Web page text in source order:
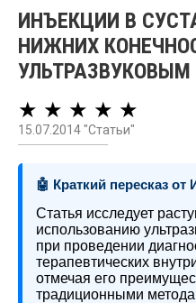
ИНЪЕКЦИИ В
НИЖНИХ
★ ★ ★ ★ ★
15.07.2014 "Статьи"
🤖 Краткий пересказ от
Статья исследует
использованию
при проведении
терапевтических
отмечая его
традиционными